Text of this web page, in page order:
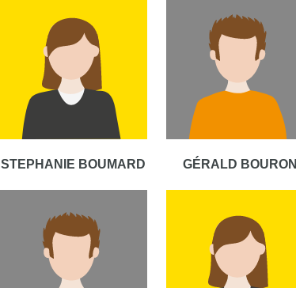
STEPHANIE BOUMARD GÉRALD BOURON